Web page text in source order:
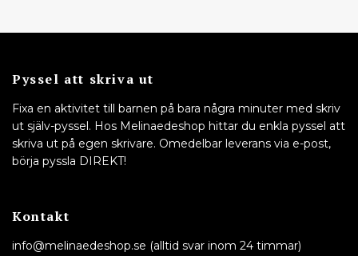
Pyssel att skriva ut
Fixa en aktivitet till barnen på bara några minuter med skriv
ut själv-pyssel. Hos Melinaedeshop hittar du enkla pyssel att
skriva ut på egen skrivare. Omedelbar leverans via e-post,
börja pyssla DIREKT!
Kontakt
info@melinaedeshop.se (alltid svar inom 24 timmar)